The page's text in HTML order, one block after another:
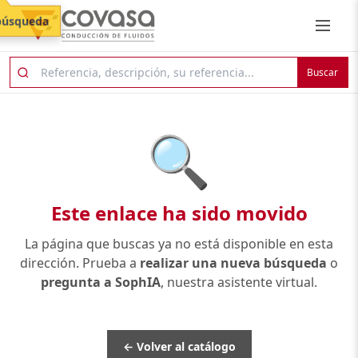
Buscar
🔍
Este enlace ha sido movido
La página que buscas ya no está disponible en esta
dirección. Prueba a realizar una nueva búsqueda o
pregunta a SophIA, nuestra asistente virtual.
← Volver al catálogo